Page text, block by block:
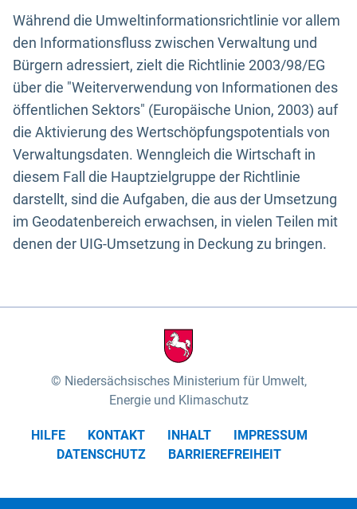
Während die Umweltinformationsrichtlinie vor allem
den Informationsfluss zwischen Verwaltung und
Bürgern adressiert, zielt die Richtlinie 2003/98/EG
über die "Weiterverwendung von Informationen des
öffentlichen Sektors" (Europäische Union, 2003) auf
die Aktivierung des Wertschöpfungspotentials von
Verwaltungsdaten. Wenngleich die Wirtschaft in
diesem Fall die Hauptzielgruppe der Richtlinie
darstellt, sind die Aufgaben, die aus der Umsetzung
im Geodatenbereich erwachsen, in vielen Teilen mit
denen der UIG-Umsetzung in Deckung zu bringen.
Niedersächsisches Ministerium für Umwelt,
Energie und Klimaschutz
HILFE KONTAKT INHALT
IMPRESSUM
DATENSCHUTZ
BARRIEREFREIHEIT